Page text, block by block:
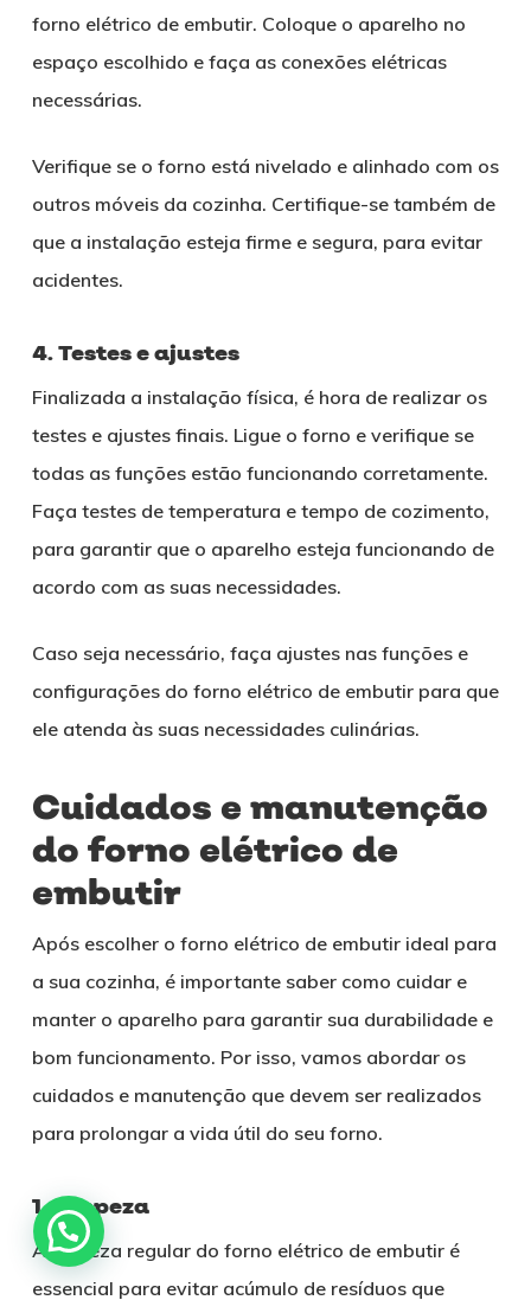
forno elétrico de embutir. Coloque o aparelho no
espaço escolhido e faça as conexões elétricas
necessárias.
Verifique se o forno está nivelado e alinhado com os
outros móveis da cozinha. Certifique-se também de
que a instalação esteja firme e segura, para evitar
acidentes.
4. Testes e ajustes
Finalizada a instalação física, é hora de realizar os
testes e ajustes finais. Ligue o forno e verifique se
todas as funções estão funcionando corretamente.
Faça testes de temperatura e tempo de cozimento,
para garantir que o aparelho esteja funcionando de
acordo com as suas necessidades.
Caso seja necessário, faça ajustes nas funções e
configurações do forno elétrico de embutir para que
ele atenda às suas necessidades culinárias.
Cuidados e manutenção
do forno elétrico de
embutir
Após escolher o forno elétrico de embutir ideal para
a sua cozinha, é importante saber como cuidar e
manter o aparelho para garantir sua durabilidade e
bom funcionamento. Por isso, vamos abordar os
cuidados e manutenção que devem ser realizados
para prolongar a vida útil do seu forno.
1. Limpeza
A limpeza regular do forno elétrico de embutir é
essencial para evitar acúmulo de resíduos que